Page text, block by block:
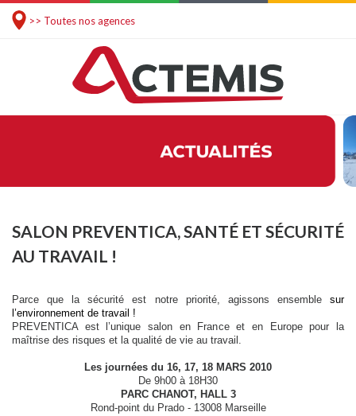
>> Toutes nos agences
SALON PREVENTICA, SANTÉ ET SÉCURITÉ
AU TRAVAIL !
Parce que la sécurité est notre priorité, agissons ensemble sur
l’environnement de travail !
PREVENTICA est l’unique salon en France et en Europe pour la
maîtrise des risques et la qualité de vie au travail.
Les journées du 16, 17, 18 MARS 2010
De 9h00 à 18H30
PARC CHANOT, HALL 3
Rond-point du Prado - 13008 Marseille